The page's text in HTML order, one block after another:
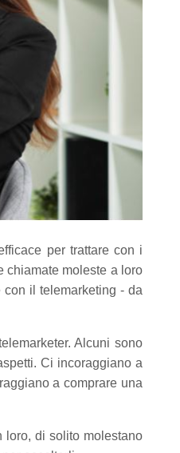
per trattare con i
chiamate moleste a loro
il telemarketing - da
Alcuni sono
Ci incoraggiano a
a comprare una
loro, di solito molestano